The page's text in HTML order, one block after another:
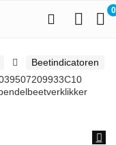
0
Beetindicatoren